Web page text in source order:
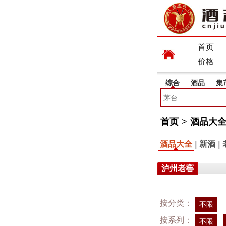
首页
价格
综合 酒品 集
首页 > 酒品大全
酒品大全 新酒
泸州老窖
按分类： 不限
按系列： 不限